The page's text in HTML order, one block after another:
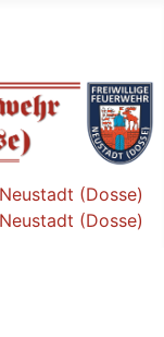
(Dosse)
(Dosse)